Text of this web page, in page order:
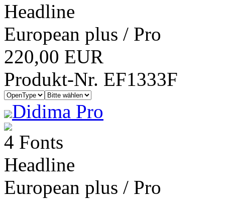
Headline
European plus / Pro
220,00 EUR
Produkt-Nr. EF1333F
Didima Pro
4 Fonts
Headline
European plus / Pro